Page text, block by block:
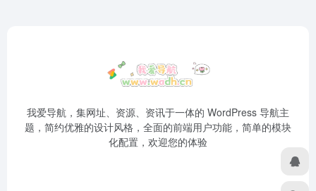
我爱导航，集网址、资源、资讯于一体的 WordPress 导航主
题，简约优雅的设计风格，全面的前端用户功能，简单的模块
化配置，欢迎您的体验